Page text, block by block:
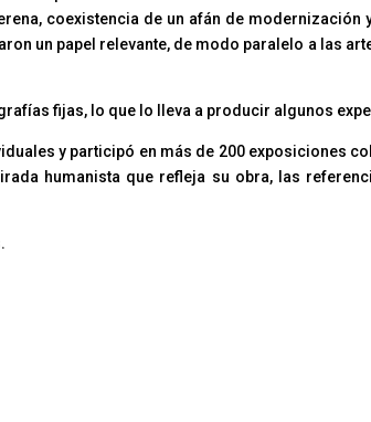
coexistencia de un afán de
un papel relevante, de modo paralelo a las
fijas, lo que lo lleva a producir algunos
y participó en más de 200 exposiciones
humanista que refleja su obra, las